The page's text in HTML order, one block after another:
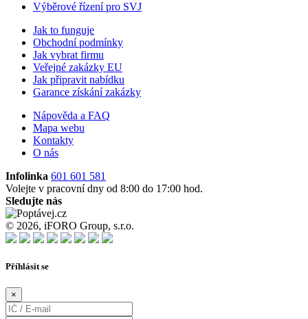
Výběrové řízení pro SVJ
Jak to funguje
Obchodní podmínky
Jak vybrat firmu
Veřejné zakázky EU
Jak připravit nabídku
Garance získání zakázky
Nápověda a FAQ
Mapa webu
Kontakty
O nás
Infolinka 601 601 581
Volejte v pracovní dny od 8:00 do 17:00 hod.
Sledujte nás
© 2026, iFORO Group, s.r.o.
Příhlásit se
×